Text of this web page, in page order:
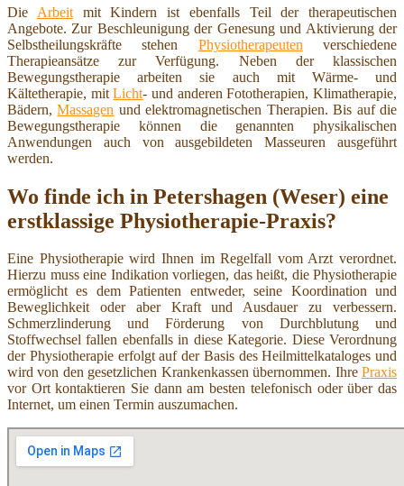
Die Arbeitmit Kindern ist ebenfalls Teil der therapeutischen
Angebote. Zur Beschleunigung der Genesung und Aktivierung der
Selbstheilungskräfte stehen Physiotherapeuten verschiedene
Therapieansätze zur Verfügung. Neben der klassischen
Bewegungstherapie arbeiten sie auch mit Wärme- und
Kältetherapie, mitLicht- und anderen Fototherapien, Klimatherapie,
Bädern,Massagen und elektromagnetischen Therapien. Bis auf die
Bewegungstherapie können die genannten physikalischen
Anwendungen auch von ausgebildeten Masseuren ausgeführt
werden.
Wo finde ich in Petershagen (Weser) eine
erstklassige Physiotherapie-Praxis?
Eine Physiotherapie wird Ihnen im Regelfall vom Arzt verordnet.
Hierzu muss eine Indikation vorliegen, das heißt, die Physiotherapie
ermöglicht es dem Patienten entweder, seine Koordination und
Beweglichkeit oder aber Kraft und Ausdauer zu verbessern.
Schmerzlinderung und Förderung von Durchblutung und
Stoffwechsel fallen ebenfalls in diese Kategorie. Diese Verordnung
der Physiotherapie erfolgt auf der Basis des Heilmittelkataloges und
wird von den gesetzlichen Krankenkassen übernommen. Ihre Praxis
vor Ort kontaktieren Sie dann am besten telefonisch oder über das
Internet, um einen Termin auszumachen.